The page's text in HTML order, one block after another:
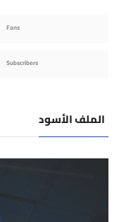
Fans
Subscribers
الملف الأسود